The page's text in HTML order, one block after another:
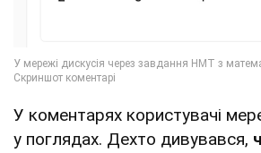
У коментарях користувачі
у поглядах. Дехто дивувався,